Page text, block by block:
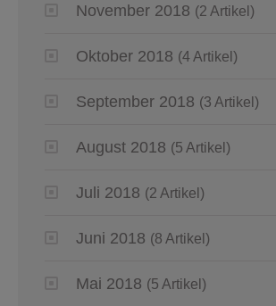
November 2018 (2 Artikel)
Oktober 2018 (4 Artikel)
September 2018 (3 Artikel)
August 2018 (5 Artikel)
Juli 2018 (2 Artikel)
Juni 2018 (8 Artikel)
Mai 2018 (5 Artikel)